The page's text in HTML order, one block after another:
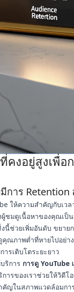
คงอยู่สูงเพื่อ
การ
ให้ความสำคัญกับเว
ผู้ชมดูเนื้อหาของคุณเ
ช่วยเพิ่มอันดับ ขยาย
ณภาพต่ำที่หายไปอย่า
รเติบโตระยะยาว
ริการ การดู
การของเราช่วยให้วิ
ญในสภาพแวดล้อมก